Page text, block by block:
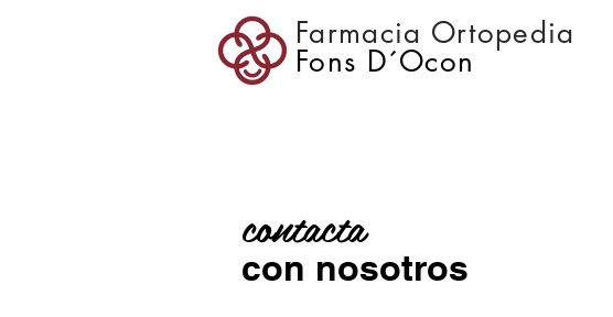
Farmacia Ortopedia
Fons D´Ocon
contacta
con nosotros